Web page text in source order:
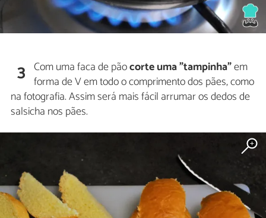
3 Com uma faca de pãocorte uma "tampinha"em
forma de V em todo o comprimento dos pães, como
na fotografia. Assim será mais fácil arrumar os dedos de
salsicha nos pães.